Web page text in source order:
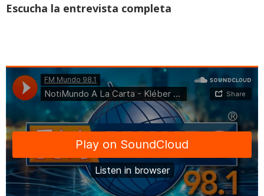
Escucha la entrevista completa